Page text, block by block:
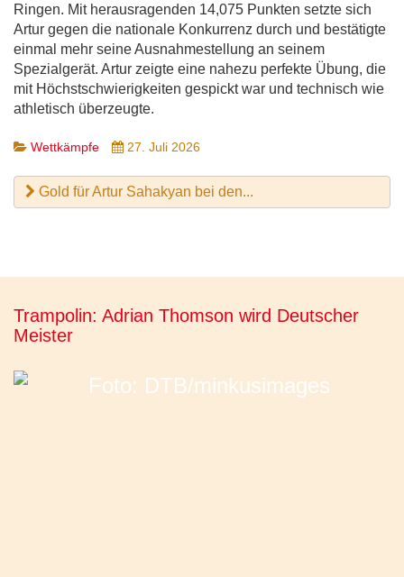
Ringen. Mit herausragenden 14,075 Punkten setzte sich
Artur gegen die nationale Konkurrenz durch und bestätigte
einmal mehr seine Ausnahmestellung an seinem
Spezialgerät. Artur zeigte eine nahezu perfekte Übung, die
mit Höchstschwierigkeiten gespickt war und technisch wie
athletisch überzeugte.
Wettkämpfe 27. Juli 2026
Gold für Artur Sahakyan bei den...
Trampolin: Adrian Thomson wird Deutscher
Meister